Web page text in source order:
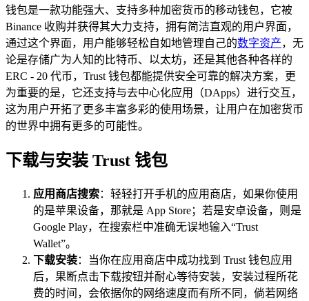
钱包是一款功能强大、支持多种加密货币的移动钱包，它被
Binance 收购并获得其大力支持，拥有简洁直观的用户界面，
通过这个界面，用户能够轻松自如地管理自己的数字资产，无
论是存储广为人知的比特币、以太坊，还是其他各种各样的
ERC - 20 代币，Trust 钱包都能提供安全可靠的解决方案，更
为重要的是，它还支持与去中心化应用（DApps）进行交互，
这为用户开拓了更多丰富多彩的使用场景，让用户在加密货币
的世界中拥有更多的可能性。
下载与安装 Trust 钱包
应用商店搜索：轻轻打开手机的应用商店，如果你使用
的是苹果设备，那就是 App Store；若是安卓设备，则是
Google Play，在搜索栏中准确无误地输入“Trust
Wallet”。
下载安装：当你在应用商店中成功找到 Trust 钱包应用
后，果断点击下载按钮并耐心等待安装，安装过程所花
费的时间，会依据你的网络速度而有所不同，倘若网络